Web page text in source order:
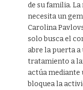
de su familia.
necesita un
Carolina
solo busca el
abre la puerta
tratamiento a
actúa mediante
bloquea la